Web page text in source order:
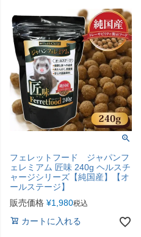
フェレットフード ジャパンフ
ェレミアム 匠味 240g ヘルスチ
ャージシリーズ【純国産】【オ
ールステージ】
販売価格 ¥1,980税込
カートに入れる